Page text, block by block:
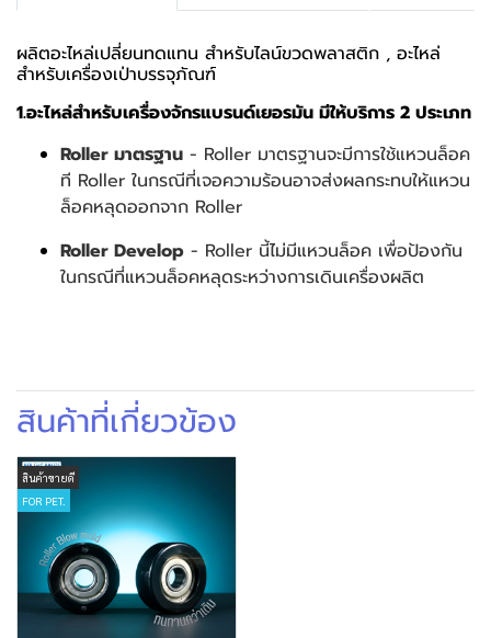
ผลิตอะไหล่เปลี่ยนทดแทน สำหรับไลน์ขวดพลาสติก , อะไหล่
สำหรับเครื่องเป่าบรรจุภัณฑ์
1.อะไหล่สำหรับเครื่องจักรแบรนด์เยอรมัน มีให้บริการ 2 ประเภท
Roller มาตรฐาน - Roller มาตรฐานจะมีการใช้แหวนล็อค
ที Roller ในกรณีที่เจอความร้อนอาจส่งผลกระทบให้แหวน
ล็อคหลุดออกจาก Roller
Roller Develop - Roller นี้ไม่มีแหวนล็อค เพื่อป้องกัน
ในกรณีที่แหวนล็อคหลุดระหว่างการเดินเครื่องผลิต
สินค้าที่เกี่ยวข้อง
สินค้าขายดี
FOR PET.